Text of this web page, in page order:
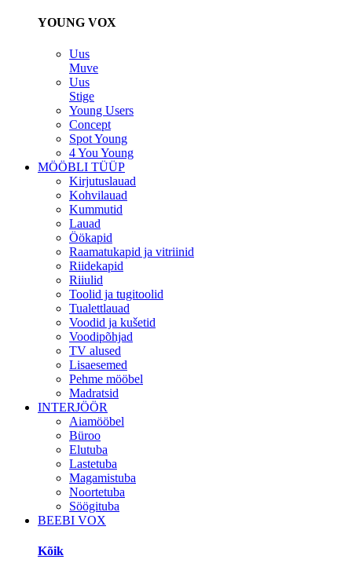
YOUNG VOX
Uus
Muve
Uus
Stige
Young Users
Concept
Spot Young
4 You Young
MÖÖBLI TÜÜP
Kirjutuslauad
Kohvilauad
Kummutid
Lauad
Öökapid
Raamatukapid ja vitriinid
Riidekapid
Riiulid
Toolid ja tugitoolid
Tualettlauad
Voodid ja kušetid
Voodipõhjad
TV alused
Lisaesemed
Pehme mööbel
Madratsid
INTERJÖÖR
Aiamööbel
Büroo
Elutuba
Lastetuba
Magamistuba
Noortetuba
Söögituba
BEEBI VOX
Kõik